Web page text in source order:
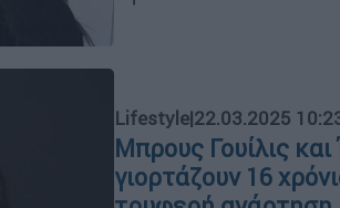
Lifestyle|22.03.2025
Μπρους Γουίλις
γιορτάζουν 16